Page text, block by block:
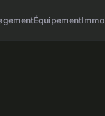
ÉquipementImmo